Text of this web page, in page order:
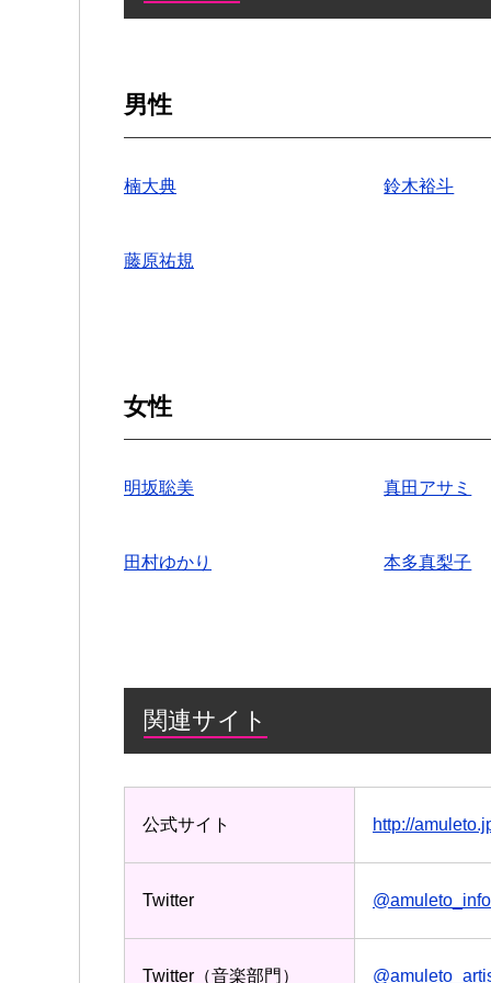
男性
楠大典 鈴木裕斗
藤原祐規
女性
明坂聡美 真田アサミ
田村ゆかり 本多真梨子
関連サイト
公式サイト http://
Twitter @amuleto_info
Twitter（音楽部門）